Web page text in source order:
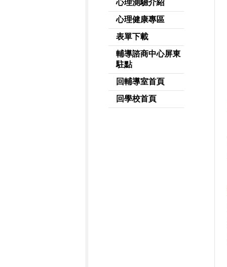
心理測驗介紹
心理健康專區
表單下載
輔導諮商中心屏東
駐點
回輔導室首頁
回學校首頁